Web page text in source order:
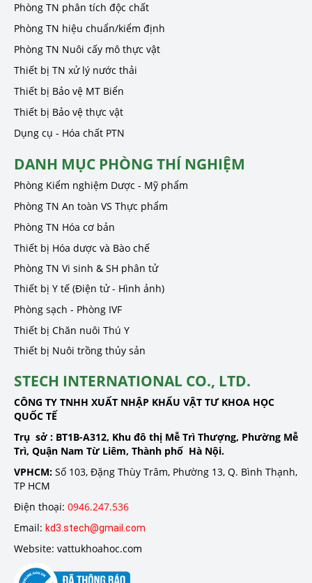
Phòng TN phân tích độc chất
Phòng TN hiệu chuẩn/kiểm định
Phòng TN Nuôi cấy mô thực vật
Thiết bị TN xử lý nước thải
Thiết bị Bảo vệ MT Biển
Thiết bị Bảo vệ thực vật
Dụng cụ - Hóa chất PTN
DANH MỤC PHÒNG THÍ NGHIỆM
Phòng Kiểm nghiệm Dược - Mỹ phẩm
Phòng TN An toàn VS Thực phẩm
Phòng TN Hóa cơ bản
Thiết bị Hóa dược và Bào chế
Phòng TN Vi sinh & SH phân tử
Thiết bị Y tế (Điện tử - Hình ảnh)
Phòng sạch - Phòng IVF
Thiết bị Chăn nuôi Thú Y
Thiết bị Nuôi trồng thủy sản
STECH INTERNATIONAL CO., LTD.
CÔNG TY TNHH XUẤT NHẬP KHẨU VẬT TƯ KHOA HỌC
QUỐC TẾ
Trụ sở : BT1B-A312, Khu đô thị Mễ Trì Thượng, Phường Mễ
Trì, Quận Nam Từ Liêm, Thành phố Hà Nội.
VPHCM: Số 103, Đặng Thùy Trâm, Phường 13, Q. Bình Thạnh,
TP HCM
Điện thoại: 0946.247.536
Email: kd3.stech@gmail.com
Website: vattukhoahoc.com